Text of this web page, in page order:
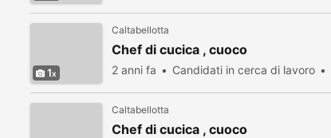
1
Caltabellotta
Chef di cucica , cuoco
2 anni fa Candidati in cerca di lavoro
Caltabellotta
Chef di cucica , cuoco